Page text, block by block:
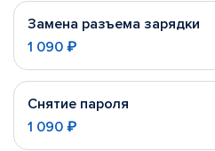
Замена разъема зарядки
1 090 ₽
Снятие пароля
1 090 ₽